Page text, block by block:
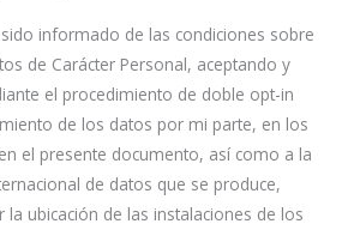
informado de las condiciones sobre
de Carácter Personal, aceptando y
el procedimiento de doble opt-in
de los datos por mi parte, en los
el presente documento, así como a la
de datos que se produce,
la ubicación de las instalaciones de los